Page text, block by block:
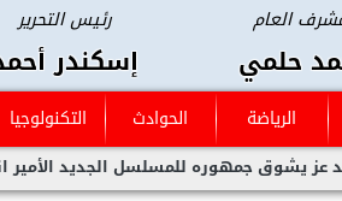
العام
حلمي
رئيس التحرير
إسكندر
الرياضة الحوادث التكنولوجيا
للمسلسل الجديد الأمير انتظروا